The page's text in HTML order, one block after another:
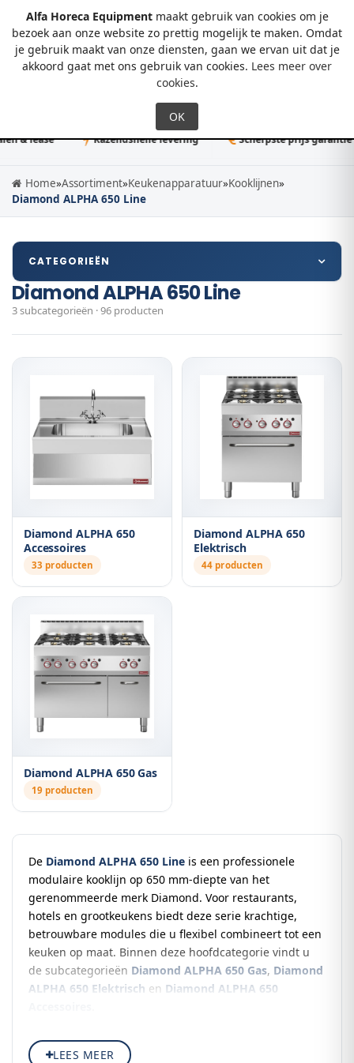
Alfa Horeca Equipmentmaakt gebruik van cookies om je
bezoek aan onze website zo prettig mogelijk te maken. Omdat
je gebruik maakt van onze diensten, gaan we ervan uit dat je
akkoord gaat met ons gebruik van cookies. Lees meer over
cookies.
0
& lease Razendsnelle levering Scherpste prijs garantie
Home»Assortiment»Keukenapparatuur»Kooklijnen»
Diamond ALPHA 650 Line
CATEGORIEËN
Diamond ALPHA 650 Line
3 subcategorieën · 96 producten
Diamond ALPHA 650
Accessoires
33 producten
Diamond ALPHA 650
Elektrisch
44 producten
Diamond ALPHA 650 Gas
19 producten
De Diamond ALPHA 650 Line is een professionele
modulaire kooklijn op 650 mm-diepte van het
gerenommeerde merk Diamond. Voor restaurants,
hotels en grootkeukens biedt deze serie krachtige,
betrouwbare modules die u flexibel combineert tot een
keuken op maat. Binnen deze hoofdcategorie vindt u
de subcategorieën Diamond ALPHA 650 Gas, Diamond
ALPHA 650 Elektrisch en Diamond ALPHA 650
Betrouwbare kwaliteit van Diamond
LEES MEER